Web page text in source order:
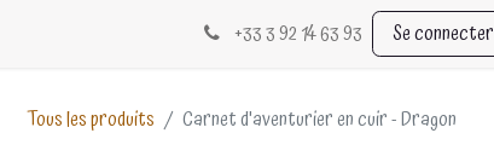
+33 3 92 14 63 93 Se connecter
Tous les produits Carnet d'aventurier en cuir - Dragon